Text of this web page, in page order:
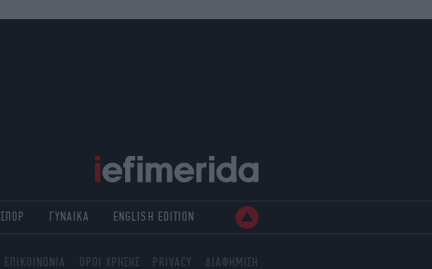
ΣΠΟΡ ΓΥΝΑΙΚΑ ENGLISH EDITION
ΕΠΙΚΟΙΝΩΝΙΑ ΟΡΟΙ ΧΡΗΣΗΣ PRIVACY ΔΙΑΦΗΜΙΣΗ